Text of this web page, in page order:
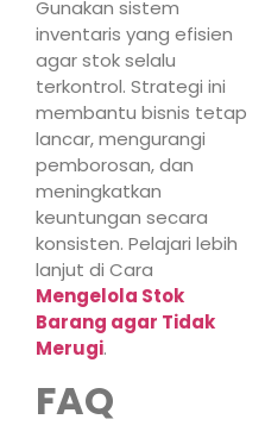
Gunakan sistem
inventaris yang efisien
agar stok selalu
terkontrol. Strategi ini
membantu bisnis tetap
lancar, mengurangi
pemborosan, dan
meningkatkan
keuntungan secara
konsisten. Pelajari lebih
lanjut di Cara
Mengelola Stok
Barang agar Tidak
Merugi.
FAQ